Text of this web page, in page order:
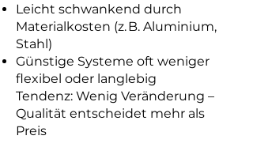
Leicht schwankend durch
Materialkosten (z. B. Aluminium,
Stahl)
Günstige Systeme oft weniger
flexibel oder langlebig
Tendenz: Wenig Veränderung –
Qualität entscheidet mehr als
Preis